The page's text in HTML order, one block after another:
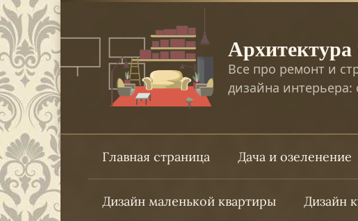
Перейти
к
контенту
Архитектура
Все про ремонт и
дизайна
Главная страница Дача и озеленение
Дизайн маленькой квартиры Дизайн